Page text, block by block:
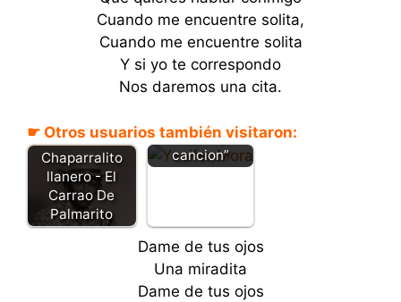
Cuando me encuentre solita,
Cuando me encuentre solita
Y si yo te correspondo
Nos daremos una cita.
☛ Otros usuarios también visitaron:
Chaparralito
llanero - El
Carrao De
Palmarito
Con la manea
cortiquita –
“Letra y
cancion”
Dame de tus ojos
Una miradita
Dame de tus ojos